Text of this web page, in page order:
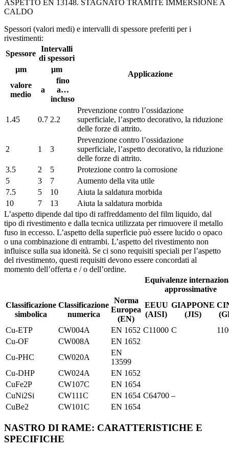
ASPETTO EN 13148. STAGNATO TRAMITE IMMERSIONE A
CALDO
Spessori (valori medi) e intervalli di spessore preferiti per i
rivestimenti:
Spessore
Intervalli
di spessori
Applicazione
µm
µm
valore
medio
a
fino
a…
incluso
1.45 0.7 2.2
Prevenzione contro l’ossidazione
superficiale, l’aspetto decorativo, la riduzione
delle forze di attrito.
2 1 3
Prevenzione contro l’ossidazione
superficiale, l’aspetto decorativo, la riduzione
delle forze di attrito.
3.5
2 5
Protezione contro la corrosione
5
3 7
Aumento della vita utile
7.5
5 10
Aiuta la saldatura morbida
10
7 13
Aiuta la saldatura morbida
L’aspetto dipende dal tipo di raffreddamento del film liquido, dal
tipo di rivestimento e dalla tecnica utilizzata per rimuovere il metallo
fuso in eccesso. L’aspetto della superficie può essere lucido o opaco
o una combinazione di entrambi. L’aspetto del rivestimento non
influisce sulla sua idoneità. Se ci sono requisiti speciali per l’aspetto
del rivestimento, questi requisiti devono essere concordati al
momento dell’offerta e / o dell’ordine.
Equivalenze
approssimative
Classificazione
simbolica
Classificazione
numerica
Norma
Europea
(EN)
EEUU
(AISI)
GIAPPONE
(JIS)
Cu-ETP
CW004A EN 1652 C11000 C
Cu-OF
CW008A
EN 1652
Cu-PHC
CW020A
EN
13599
Cu-DHP
CW024A
EN 1652
CuFe2P
CW107C
EN 1654
CuNi2Si
CW111C EN 1654 C64700 –
CuBe2
CW101C EN 1654
NASTRO DI RAME: CARATTERISTICHE E
SPECIFICHE